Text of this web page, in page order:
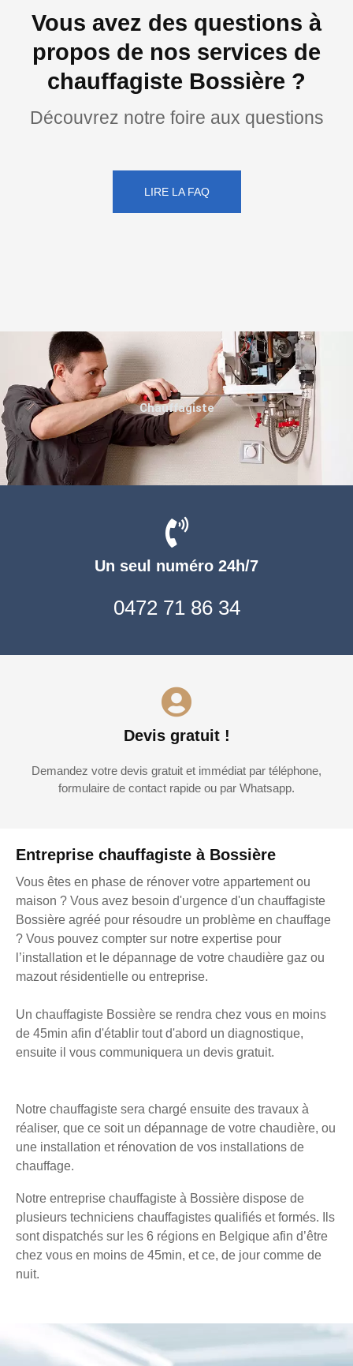
Vous avez des questions à
propos de nos services de
chauffagiste Bossière ?
Découvrez notre foire aux questions
LIRE LA FAQ
Entreprise chauffagiste à Bossière
Vous êtes en phase de rénover votre appartement ou
maison ? Vous avez besoin d'urgence d'un chauffagiste
Bossière agréé pour résoudre un problème en chauffage
? Vous pouvez compter sur notre expertise pour
l’installation et le dépannage de votre chaudière gaz ou
mazout résidentielle ou entreprise.
Un chauffagiste Bossière se rendra chez vous en moins
de 45min afin d'établir tout d'abord un diagnostique,
ensuite il vous communiquera un devis gratuit.
Notre chauffagiste sera chargé ensuite des travaux à
réaliser, que ce soit un dépannage de votre chaudière, ou
une installation et rénovation de vos installations de
chauffage.
Notre entreprise chauffagiste à Bossière dispose de
plusieurs techniciens chauffagistes qualifiés et formés. Ils
sont dispatchés sur les 6 régions en Belgique afin d’être
chez vous en moins de 45min, et ce, de jour comme de
nuit.
Un seul numéro 24h/7
0472 71 86 34
Devis gratuit !
Demandez votre devis gratuit et immédiat par téléphone,
formulaire de contact rapide ou par Whatsapp.
Chauffagiste